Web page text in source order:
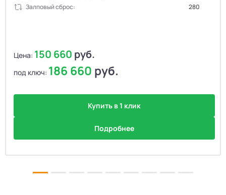
Залповый сброс:
280
Цена: 150 660 руб.
под ключ: 186 660 руб.
Купить в 1 клик
Подробнее